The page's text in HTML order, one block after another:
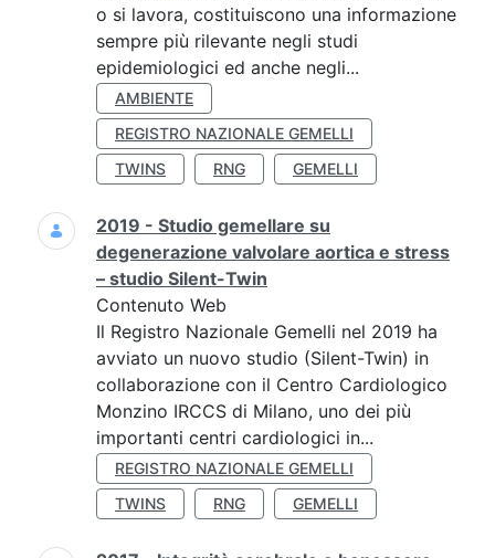
o si lavora, costituiscono una informazione
sempre più rilevante negli studi
epidemiologici ed anche negli...
AMBIENTE
REGISTRO NAZIONALE GEMELLI
TWINS
RNG GEMELLI
2019 - Studio gemellare su
degenerazione valvolare aortica e stress
– studio Silent-Twin
Contenuto Web
Il Registro Nazionale Gemelli nel 2019 ha
avviato un nuovo studio (Silent-Twin) in
collaborazione con il Centro Cardiologico
Monzino IRCCS di Milano, uno dei più
importanti centri cardiologici in...
REGISTRO NAZIONALE GEMELLI
TWINS
RNG GEMELLI